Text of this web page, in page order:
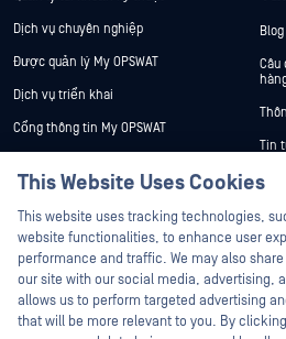
Dịch vụ chuyên nghiệp
Được quản lý My OPSWAT
Dịch vụ triển khai
Cổng thông tin My OPSWAT
Đào tạo
Chương trình Xử lý Lỗ hổng Bảo mật
Đối tác
Chứng nhận
Đối tác công nghệ
Blog
Câu
Tin
Sự
This Website Uses Cookies
This website uses tracking technologies,
website functionalities, to enhance user
performance and traffic. We may also
our site with our social media, advertising,
allows us to perform targeted advertising
that will be more relevant to you. By
Hey there!
I'm Ozzy, your
How can I help
today?